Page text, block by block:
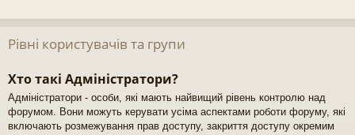
Рівні користувачів та групи
Хто такі Адміністратори?
Адміністратори - особи, які мають найвищий рівень контролю над
форумом. Вони можуть керувати усіма аспектами роботи форуму, які
включають розмежування прав доступу, закриття доступу окремим